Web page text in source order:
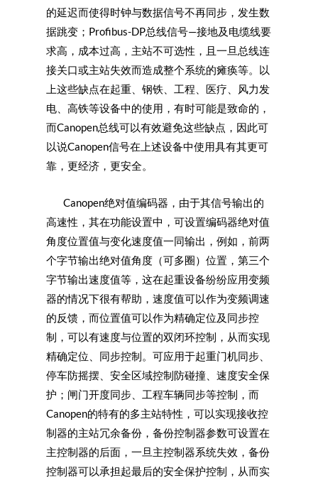
的延迟而使得时钟与数据信号不再同步，发生数
据跳变；Profibus-DP总线信号—接地及电缆线要
求高，成本过高，主站不可选性，且一旦总线连
接关口或主站失效而造成整个系统的瘫痪等。以
上这些缺点在起重、钢铁、工程、医疗、风力发
电、高铁等设备中的使用，有时可能是致命的，
而Canopen总线可以有效避免这些缺点，因此可
以说Canopen信号在上述设备中使用具有其更可
靠，更经济，更安全。
Canopen绝对值编码器，由于其信号输出的
高速性，其在功能设置中，可设置编码器绝对值
角度位置值与变化速度值一同输出，例如，前两
个字节输出绝对值角度（可多圈）位置，第三个
字节输出速度值等，这在起重设备纷纷应用变频
器的情况下很有帮助，速度值可以作为变频调速
的反馈，而位置值可以作为精确定位及同步控
制，可以有速度与位置的双闭环控制，从而实现
精确定位、同步控制。可应用于起重门机同步、
停车防摇摆、安全区域控制防碰撞、速度安全保
护；闸门开度同步、工程车辆同步等控制，而
Canopen的特有的多主站特性，可以实现接收控
制器的主站冗余备份，备份控制器参数可设置在
主控制器的后面，一旦主控制器系统失效，备份
控制器可以承担起最后的安全保护控制，从而实